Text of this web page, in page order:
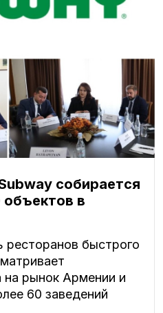
собирается
в
быстрого
рынок Армении и
60 заведений